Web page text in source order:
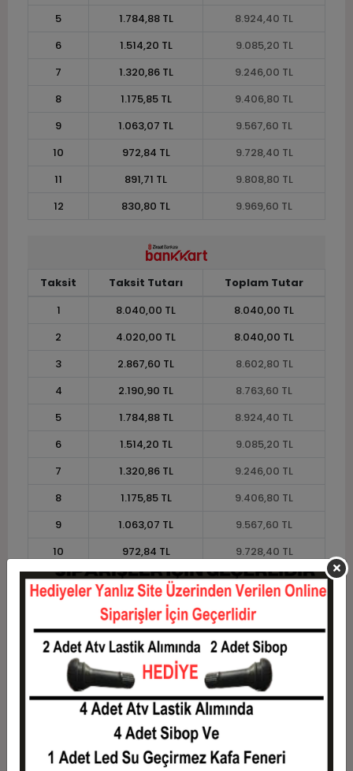
5
1.784,88 TL
8.924,40 TL
6
1.514,20 TL
9.085,20 TL
7
1.320,86 TL
9.246,00 TL
8
1.175,85 TL
9.406,80 TL
9
1.063,07 TL
9.567,60 TL
10
972,84 TL
9.728,40 TL
11
891,71 TL
9.808,80 TL
12
830,80 TL 9.969,60 TL
Taksit Taksit Tutarı
Toplam Tutar
1
8.040,00 TL
8.040,00 TL
2
4.020,00 TL
8.040,00 TL
3
2.867,60 TL
8.602,80 TL
4
2.190,90 TL
8.763,60 TL
5
1.784,88 TL
8.924,40 TL
6
1.514,20 TL
9.085,20 TL
7
1.320,86 TL
9.246,00 TL
8
1.175,85 TL
9.406,80 TL
9
1.063,07 TL
9.567,60 TL
10
972,84 TL
9.728,40 TL
11
891,71 TL
9.808,80 TL
12
830,80 TL 9.969,60 TL
Taksit Taksit Tutarı
Toplam Tutar
8.040,00 TL
8.040,00 TL
4.020,00 TL
3
2.867,60 TL
8.602,80 TL